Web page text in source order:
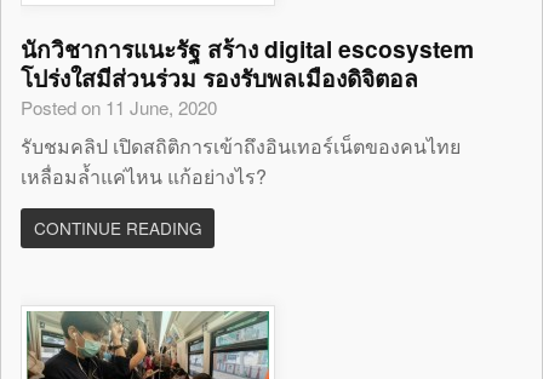
นักวิชาการแนะรัฐ สร้าง digital escosystem
โปร่งใสมีส่วนร่วม รองรับพลเมืองดิจิตอล
Posted on 11 June, 2020
รับชมคลิป เปิดสถิติการเข้าถึงอินเทอร์เน็ตของคนไทย
เหลื่อมล้ำแค่ไหน แก้อย่างไร?
CONTINUE READING